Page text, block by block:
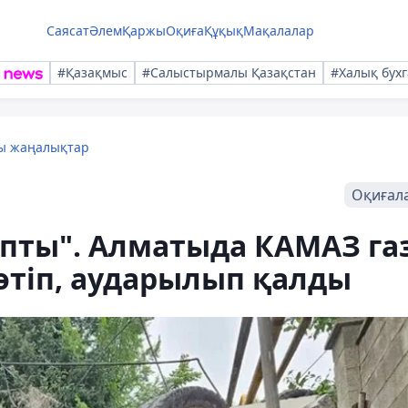
СаясатӘлемҚаржыОқиғаҚұқықМақалалар
#Қазақмыс #Салыстырмалы Қазақстан #Халық
жаңалықтар
Алматыда КАМАЗ
аударылып қалды